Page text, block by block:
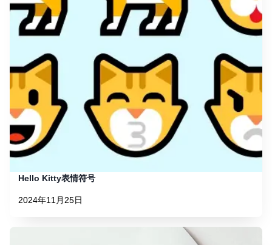
Hello Kitty表情符号
2024年11月25日